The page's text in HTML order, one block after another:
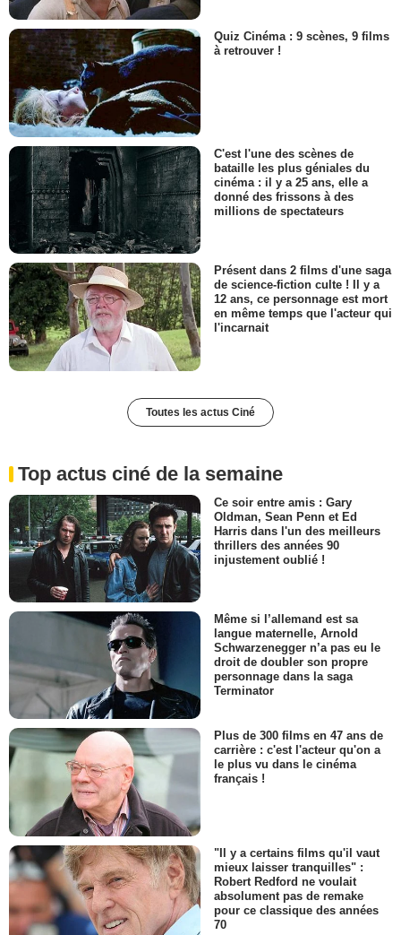
Quiz Cinéma : 9 scènes, 9 films
à retrouver !
C'est l'une des scènes de
bataille les plus géniales du
cinéma : il y a 25 ans, elle a
donné des frissons à des
millions de spectateurs
Présent dans 2 films d'une saga
de science-fiction culte ! Il y a
12 ans, ce personnage est mort
en même temps que l'acteur qui
l'incarnait
Toutes les actus Ciné
Top actus ciné de la semaine
Ce soir entre amis : Gary
Oldman, Sean Penn et Ed
Harris dans l'un des meilleurs
thrillers des années 90
injustement oublié !
Même si l’allemand est sa
langue maternelle, Arnold
Schwarzenegger n’a pas eu le
droit de doubler son propre
personnage dans la saga
Terminator
Plus de 300 films en 47 ans de
carrière : c'est l'acteur qu'on a
le plus vu dans le cinéma
français !
"Il y a certains films qu'il vaut
mieux laisser tranquilles" :
Robert Redford ne voulait
absolument pas de remake
pour ce classique des années
70